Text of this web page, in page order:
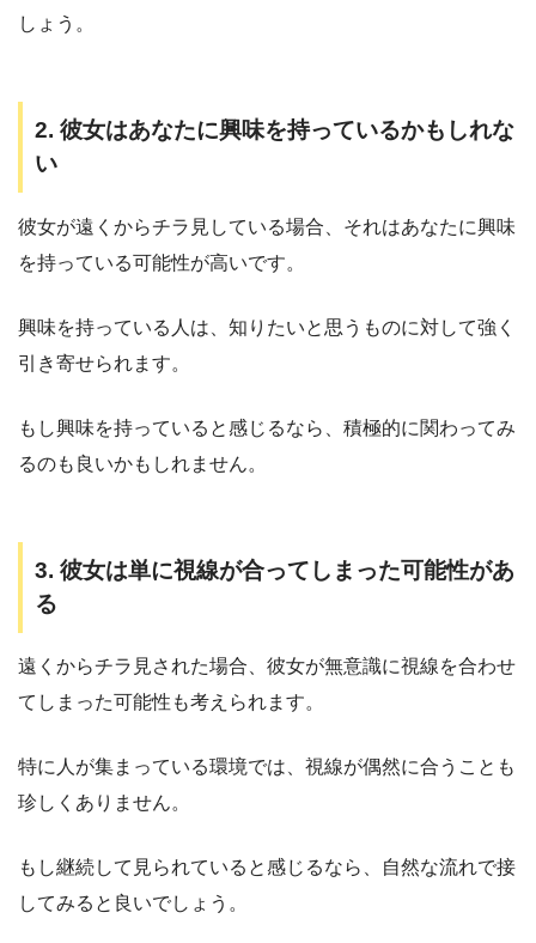
しょう。
2. 彼女はあなたに興味を持っているかもしれな
い
彼女が遠くからチラ見している場合、それはあなたに興味
を持っている可能性が高いです。
興味を持っている人は、知りたいと思うものに対して強く
引き寄せられます。
もし興味を持っていると感じるなら、積極的に関わってみ
るのも良いかもしれません。
3. 彼女は単に視線が合ってしまった可能性があ
る
遠くからチラ見された場合、彼女が無意識に視線を合わせ
てしまった可能性も考えられます。
特に人が集まっている環境では、視線が偶然に合うことも
珍しくありません。
もし継続して見られていると感じるなら、自然な流れで接
してみると良いでしょう。